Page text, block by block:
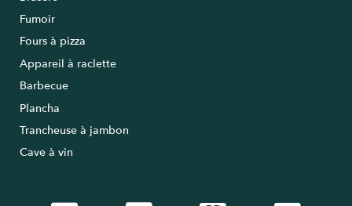
Fumoir
Fours à pizza
Appareil à raclette
Barbecue
Plancha
Trancheuse à jambon
Cave à vin